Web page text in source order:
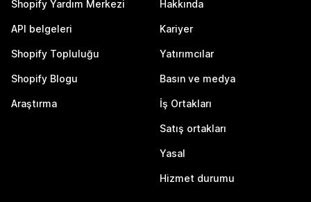
Shopify Yardım Merkezi
API belgeleri
Shopify Topluluğu
Shopify Blogu
Araştırma
Hakkında
Kariyer
Yatırımcılar
Basın ve medya
İş Ortakları
Satış ortakları
Yasal
Hizmet durumu